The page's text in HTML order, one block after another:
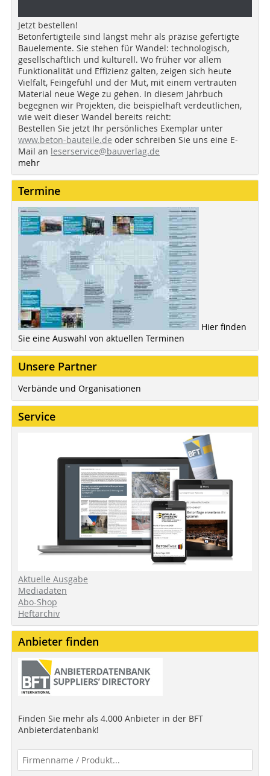
Jetzt bestellen!
Betonfertigteile sind längst mehr als präzise gefertigte
Bauelemente. Sie stehen für Wandel: technologisch,
gesellschaftlich und kulturell. Wo früher vor allem
Funktionalität und Effizienz galten, zeigen sich heute
Vielfalt, Feingefühl und der Mut, mit einem vertrauten
Material neue Wege zu gehen. In diesem Jahrbuch
begegnen wir Projekten, die beispielhaft verdeutlichen,
wie weit dieser Wandel bereits reicht:
Bestellen Sie jetzt Ihr persönliches Exemplar unter
www.beton-bauteile.de oder schreiben Sie uns eine E-
Mail an leserservice@bauverlag.de
mehr
Termine
Hier finden
Sie eine Auswahl von aktuellen Terminen
Unsere Partner
Verbände und Organisationen
Service
Aktuelle Ausgabe
Mediadaten
Abo-Shop
Heftarchiv
Anbieter finden
Finden Sie mehr als 4.000 Anbieter in der BFT
Anbieterdatenbank!